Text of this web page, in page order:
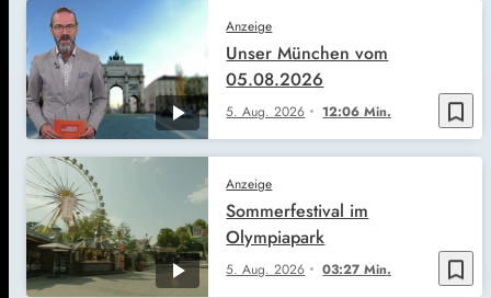
bookmark_border
Anzeige
5. Aug. 2026 12:06 Min.
Unser München vom
05.08.2026
bookmark_border
Anzeige
5. Aug. 2026 03:27 Min.
Sommerfestival im
Olympiapark